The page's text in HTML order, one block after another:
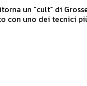
un "cult" di
con uno dei tecnici